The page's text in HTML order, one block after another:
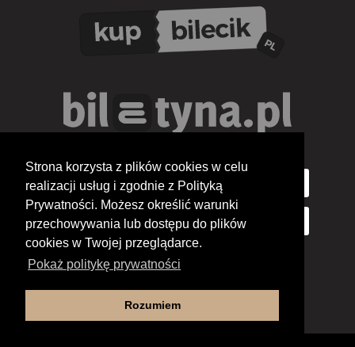
Strona korzysta z plików cookies w celu
realizacji usług i zgodnie z Polityką
Prywatności. Możesz określić warunki
przechowywania lub dostępu do plików
cookies w Twojej przeglądarce.
Pokaż politykę prywatności
Rozumiem